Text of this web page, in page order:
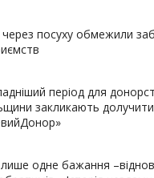
посуху обмежили
період для
закликають
одне бажання